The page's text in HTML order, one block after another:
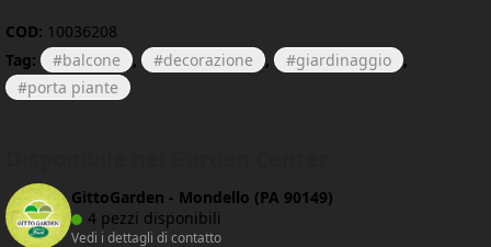
COD: 10036208
Tag:
balcone , decorazione , giardinaggio
,
porta piante
GittoGarden - Mondello (PA 90149)
4 pezzi disponibili
Vedi i dettagli di contatto